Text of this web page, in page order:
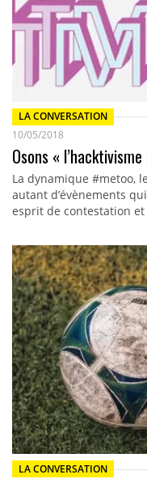
LA CONVERSATION
10/05/2018
Osons «
La dynamique #metoo,
autant d’évènements
esprit de contestation
LA CONVERSATION